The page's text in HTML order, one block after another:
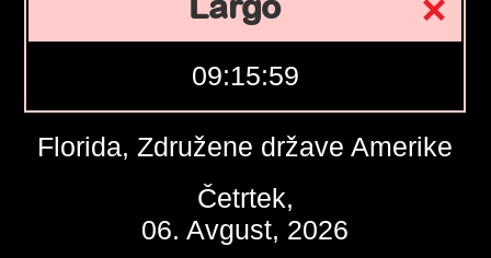
09:16:00
Florida, Združene države Amerike
Četrtek,
06. Avgust, 2026